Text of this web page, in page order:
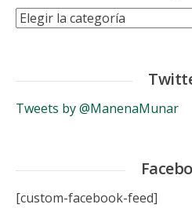
Categorías
Tweets by @ManenaMunar
[custom-facebook-feed]